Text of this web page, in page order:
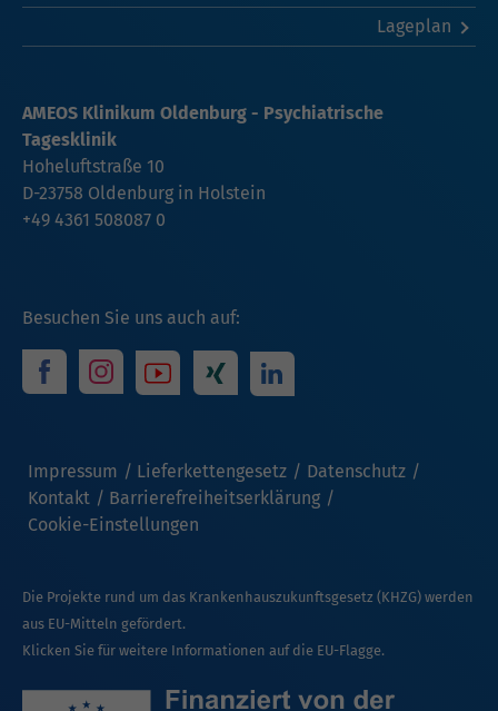
Lageplan
Besuchen Sie uns auch auf:
Impressum Lieferkettengesetz
Datenschutz
Kontakt
Barrierefreiheitserklärung
Cookie-Einstellungen
AMEOS Klinikum Oldenburg - Psychiatrische
Tagesklinik
Hoheluftstraße 10
D-23758 Oldenburg in Holstein
+49 4361 508087 0
Die Projekte rund um das Krankenhauszukunftsgesetz (KHZG) werden
aus EU-Mitteln gefördert.
Klicken Sie für weitere Informationen auf die EU-Flagge.